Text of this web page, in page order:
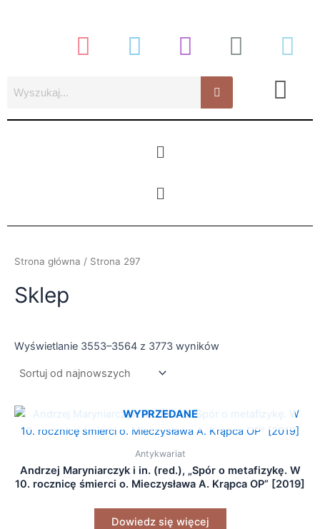
Menu
Menu
Strona główna / Strona 297
Sklep
Wyświetlanie 3553–3564 z 3773 wyników
WYPRZEDANE
Antykwariat
Andrzej Maryniarczyk i in. (red.), „Spór o metafizykę. W
10. rocznicę śmierci o. Mieczysława A. Krąpca OP” [2019]
Dowiedz się więcej